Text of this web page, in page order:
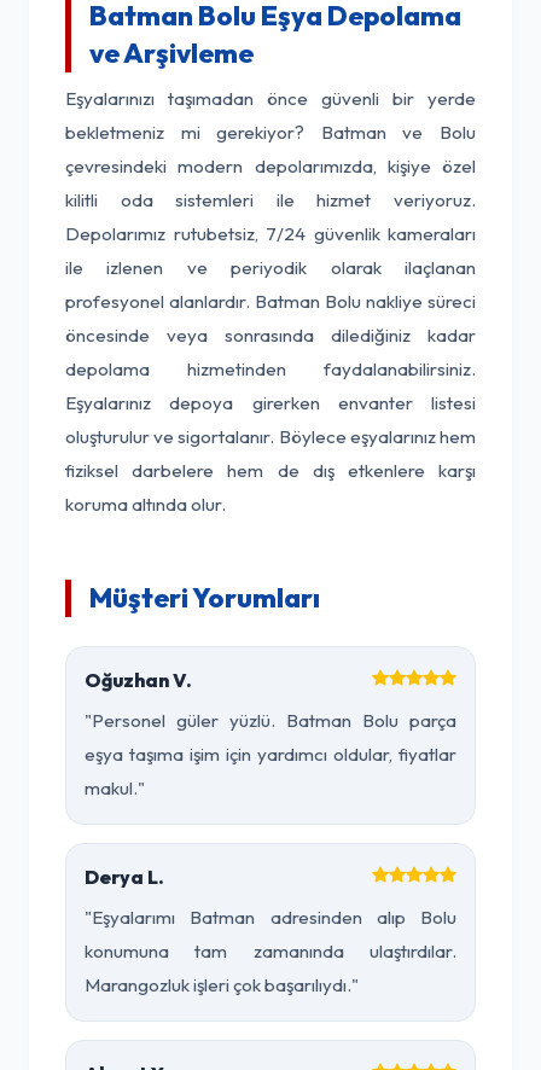
Batman Bolu Eşya Depolama
ve Arşivleme
Eşyalarınızı taşımadan önce güvenli bir yerde
bekletmeniz mi gerekiyor? Batman ve Bolu
çevresindeki modern depolarımızda, kişiye özel
kilitli oda sistemleri ile hizmet veriyoruz.
Depolarımız rutubetsiz, 7/24 güvenlik kameraları
ile izlenen ve periyodik olarak ilaçlanan
profesyonel alanlardır. Batman Bolu nakliye süreci
öncesinde veya sonrasında dilediğiniz kadar
depolama hizmetinden faydalanabilirsiniz.
Eşyalarınız depoya girerken envanter listesi
oluşturulur ve sigortalanır. Böylece eşyalarınız hem
fiziksel darbelere hem de dış etkenlere karşı
koruma altında olur.
Müşteri Yorumları
Oğuzhan V.
"Personel güler yüzlü. Batman Bolu parça
eşya taşıma işim için yardımcı oldular, fiyatlar
makul."
Derya L.
"Eşyalarımı Batman adresinden alıp Bolu
konumuna tam zamanında ulaştırdılar.
Marangozluk işleri çok başarılıydı."